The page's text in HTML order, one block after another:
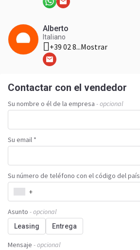
Alberto
Italiano
+39 02 8...Mostrar
Contactar con el vendedor
Su nombre o él de la empresa - opcional
Su email *
Su número de teléfono con el código del país
+
Asunto - opcional
Leasing Entrega
Mensaje - opcional